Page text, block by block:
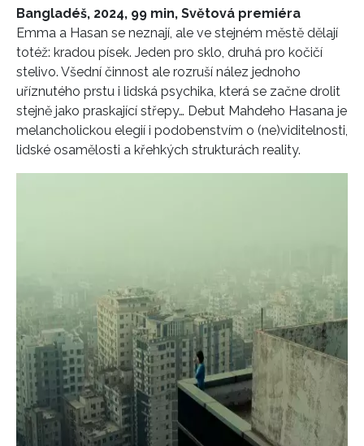
INFORMACE
REDAKCE
Bangladéš, 2024, 99 min, Světová premiéra
Emma a Hasan se neznají, ale ve stejném městě dělají
totéž: kradou písek. Jeden pro sklo, druhá pro kočičí
stelivo. Všední činnost ale rozruší nález jednoho
uříznutého prstu i lidská psychika, která se začne drolit
stejně jako praskající střepy… Debut Mahdeho Hasana je
melancholickou elegií i podobenstvím o (ne)viditelnosti,
lidské osamělosti a křehkých strukturách reality.